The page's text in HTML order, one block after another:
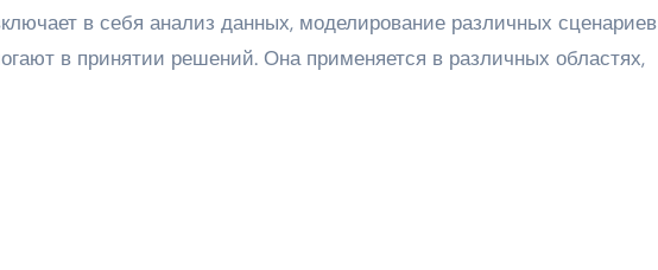
в себя анализ данных, моделирование различных сценариев
в принятии решений. Она применяется в различных областях,